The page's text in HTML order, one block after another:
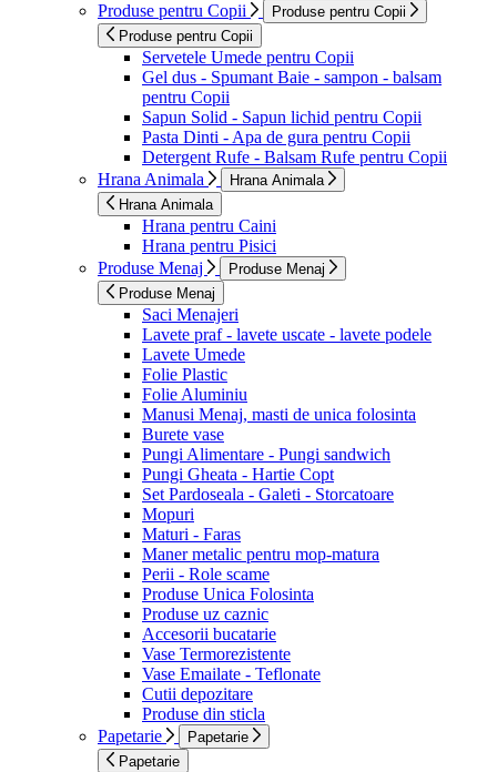
Produse pentru Copii
Produse pentru Copii
Produse pentru Copii
Servetele Umede pentru Copii
Gel dus - Spumant Baie - sampon - balsam
pentru Copii
Sapun Solid - Sapun lichid pentru Copii
Pasta Dinti - Apa de gura pentru Copii
Detergent Rufe - Balsam Rufe pentru Copii
Hrana Animala
Hrana Animala
Hrana Animala
Hrana pentru Caini
Hrana pentru Pisici
Produse Menaj
Produse Menaj
Produse Menaj
Saci Menajeri
Lavete praf - lavete uscate - lavete podele
Lavete Umede
Folie Plastic
Folie Aluminiu
Manusi Menaj, masti de unica folosinta
Burete vase
Pungi Alimentare - Pungi sandwich
Pungi Gheata - Hartie Copt
Set Pardoseala - Galeti - Storcatoare
Mopuri
Maturi - Faras
Maner metalic pentru mop-matura
Perii - Role scame
Produse Unica Folosinta
Produse uz caznic
Accesorii bucatarie
Vase Termorezistente
Vase Emailate - Teflonate
Cutii depozitare
Produse din sticla
Papetarie
Papetarie
Papetarie